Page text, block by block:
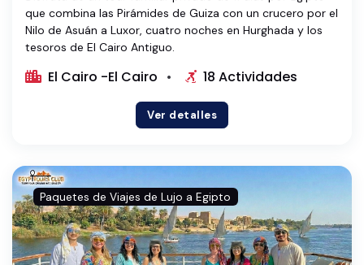
que combina las Pirámides de Guiza con un crucero por el
Nilo de Asuán a Luxor, cuatro noches en Hurghada y los
tesoros de El Cairo Antiguo.
El Cairo -El Cairo 18 Actividades
Ver detalles
Paquetes de Viajes de Lujo a Egipto